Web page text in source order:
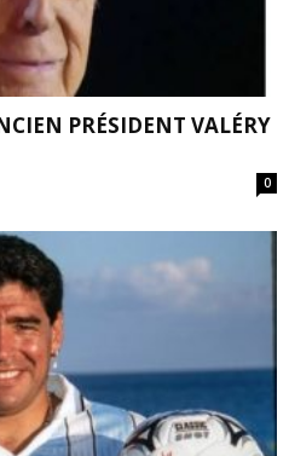
PRÉSIDENT VALÉRY
0